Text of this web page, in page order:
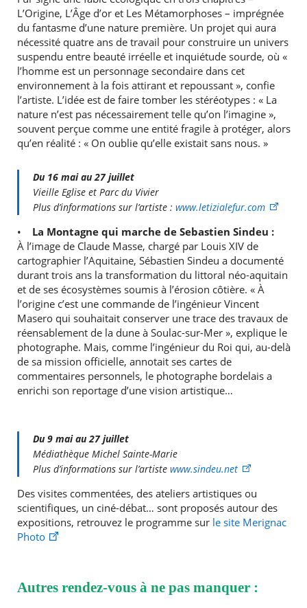
L’Origine, L’Âge d’or et Les Métamorphoses – imprégnée
du fantasme d’une nature première. Un projet qui aura
nécessité quatre ans de travail pour construire un univers
suspendu entre beauté irréelle et inquiétude sourde, où «
l’homme est un personnage secondaire dans cet
environnement à la fois attirant et repoussant », confie
l’artiste. L’idée est de faire tomber les stéréotypes : « La
nature n’est pas nécessairement telle qu’on l’imagine »,
souvent perçue comme une entité fragile à protéger, alors
qu’en réalité : « On oublie qu’elle existait sans nous. »
Du 16 mai au 27 juillet
Vieille Eglise et Parc du Vivier
Plus d’informations sur l’artiste :www.letizialefur.com
• La Montagne qui marche de Sebastien Sindeu :
À l’image de Claude Masse, chargé par Louis XIV de
cartographier l’Aquitaine, Sébastien Sindeu a documenté
durant trois ans la transformation du littoral néo-aquitain
et de ses écosystèmes soumis à l’érosion côtière. « À
l’origine c’est une commande de l’ingénieur Vincent
Masero qui souhaitait conserver une trace des travaux de
réensablement de la dune à Soulac-sur-Mer », explique le
photographe. Mais, comme l’ingénieur du Roi qui, au-delà
de sa mission officielle, annotait ses cartes de
commentaires personnels, le photographe bordelais a
enrichi son reportage d’une vision artistique…
Du 9 mai au 27 juillet
Médiathèque Michel Sainte-Marie
Plus d’informations sur l’artistewww.sindeu.net
Des visites commentées, des ateliers artistiques ou
scientifiques, un ciné-débat… sont proposés autour des
expositions, retrouvez le programme sur le site Merignac
Photo
Autres rendez-vous à ne pas manquer :